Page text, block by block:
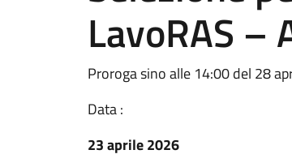
LavoRAS –
Proroga sino alle 14:00 del 28
Data :
23 aprile 2026